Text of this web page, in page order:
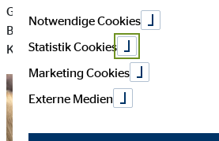
Gemeinsam stellten sie bunte
Bewohnerinnen und Bewohner des
Köln-Höhenberg zusammen.
Notwendige Cookies
Statistik Cookies
Marketing Cookies
Externe Medien